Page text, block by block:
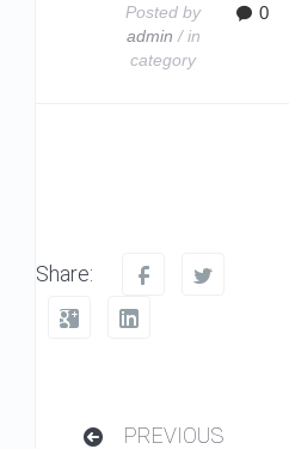
Posted by
admin / in
category
0
Share:
PREVIOUS